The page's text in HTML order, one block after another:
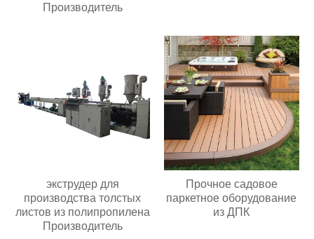
Производитель
экструдер для
производства толстых
листов из полипропилена
Производитель
Прочное садовое
паркетное оборудование
из ДПК